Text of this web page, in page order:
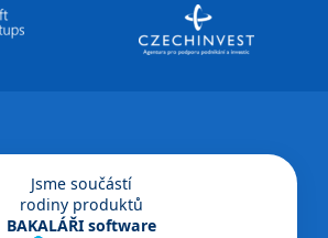
Jsme součástí
rodiny produktů
BAKALÁŘI software